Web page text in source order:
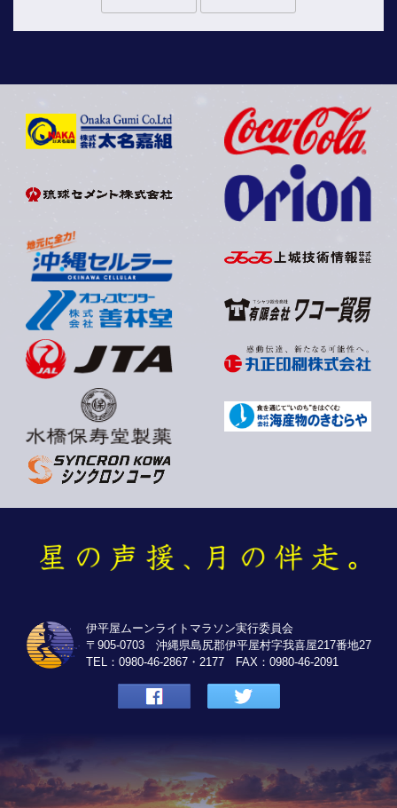
伊平屋ムーンライトマラソン実行委員会
〒905-0703 沖縄県島尻郡伊平屋村字我喜屋217番地27
TEL：0980-46-2867・2177 FAX：0980-46-2091